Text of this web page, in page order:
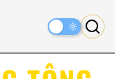
Mode